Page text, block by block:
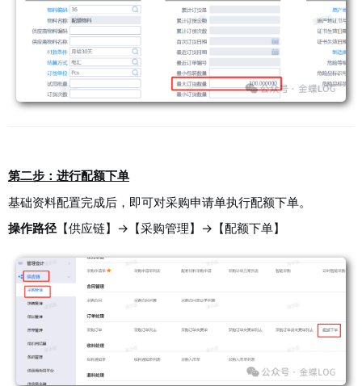
第二步：进行配额下单
基础资料配置完成后，即可对采购申请单执行配额下单。
操作路径 【供应链】→【采购管理】→【配额下单】